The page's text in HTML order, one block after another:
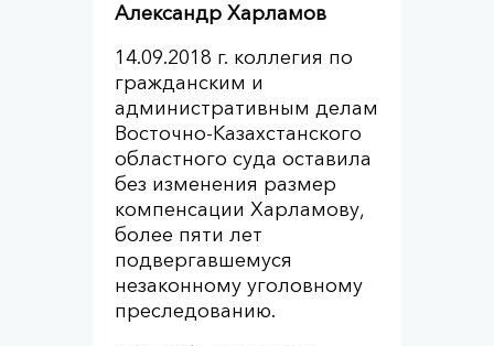
Александр Харламов
14.09.2018 г. коллегия по
гражданским и
административным делам
Восточно-Казахстанского
областного суда оставила
без изменения размер
компенсации Харламову,
более пяти лет
подвергавшемуся
незаконному уголовному
преследованию.